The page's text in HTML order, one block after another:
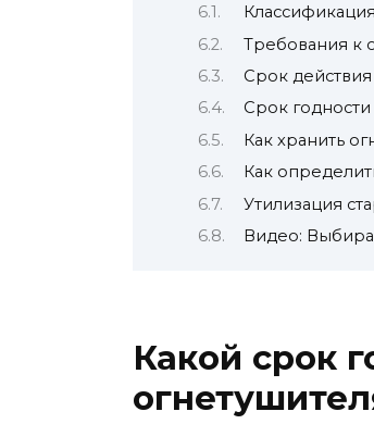
Требования к
Срок
Срок
Как хранить
Как
Утилизация
Видео:
Какой срок